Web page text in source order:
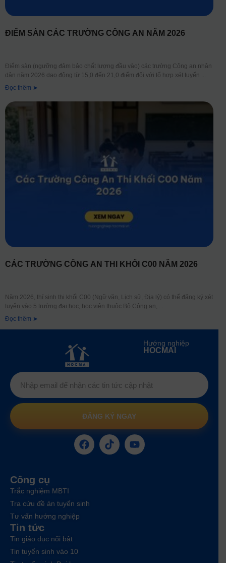
ĐIỂM SÀN CÁC TRƯỜNG CÔNG AN NĂM 2026
Điểm sàn (ngưỡng đảm bảo chất lượng đầu vào) các trường Công an nhân
dân năm 2026 dao động từ 15,0 đến 21,0 điểm đối với tổ hợp xét tuyển
Đọc thêm ➤
CÁC TRƯỜNG CÔNG AN THI KHỐI C00 NĂM 2026
Năm 2026, thí sinh thi khối C00 (Ngữ văn, Lịch sử, Địa lý) có thể đăng ký xét
tuyển vào 5 trường đại học, học viện thuộc Bộ Công an,
Đọc thêm ➤
Hướng nghiệp
HOCMAI
ĐĂNG KÝ NGAY
Công cụ
Trắc nghiệm MBTI
Tra cứu đề án tuyển sinh
Tư vấn hướng nghiệp
Tin tức
Tin giáo dục nổi bật
Tin tuyển sinh vào 10